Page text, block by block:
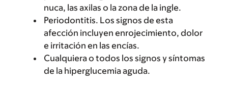
nuca, las axilas o la zona de la ingle.
Periodontitis. Los signos de esta
afección incluyen enrojecimiento, dolor
e irritación en las encías.
Cualquiera o todos los signos y síntomas
de la hiperglucemia aguda.